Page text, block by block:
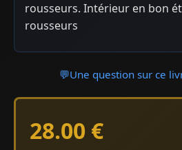
rousseurs. Intérieur en bon
rousseurs
💬Une question sur ce
28.00 €